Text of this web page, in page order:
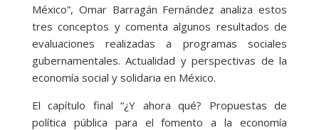
México”, Omar Barragán Fernández analiza estos
tres conceptos y comenta algunos resultados de
evaluaciones realizadas a programas sociales
gubernamentales. Actualidad y perspectivas de la
economía social y solidaria en México.
El capítulo final “¿Y ahora qué? Propuestas de
política pública para el fomento a la economía